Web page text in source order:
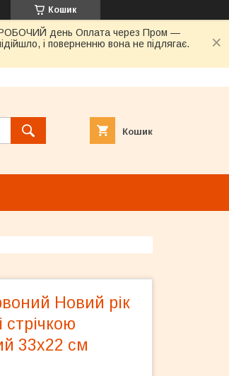
Кошик
РОБОЧИЙ день Оплата через Пром —
і поверненню вона не підлягає.
Кошик
Новий рік
33х22 см